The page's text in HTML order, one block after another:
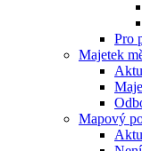
Pro
Majetek
Mapový